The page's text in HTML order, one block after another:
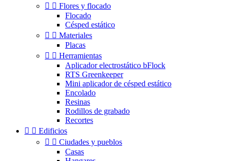
  Flores y flocado
Flocado
Césped estático
  Materiales
Placas
  Herramientas
Aplicador electrostático bFlock
RTS Greenkeeper
Mini aplicador de césped estático
Encolado
Resinas
Rodillos de grabado
Recortes
  Edificios
  Ciudades y pueblos
Casas